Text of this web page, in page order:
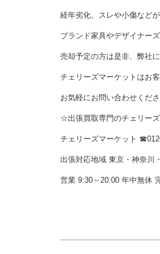
経年劣化、スレや小傷など
ブランド家具やデザイナー
売却予定の方は是非、弊社
チェリーズマーケットはお
お気軽にお問い合わせくだ
☆出張買取専門のチェリー
チェリーズマーケット
出張対応地域 東京・神奈川
営業 9:30～20:00 年中無休